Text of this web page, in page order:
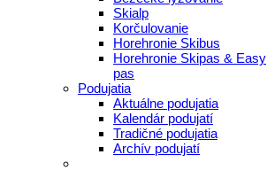
Skialp
Korčulovanie
Horehronie Skibus
Horehronie Skipas & Easy
pas
Podujatia
Aktuálne podujatia
Kalendár podujatí
Tradičné podujatia
Archív podujatí